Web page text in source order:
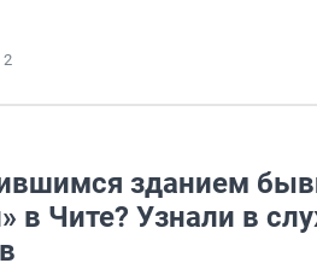
2
зданием
в Чите? Узнали в